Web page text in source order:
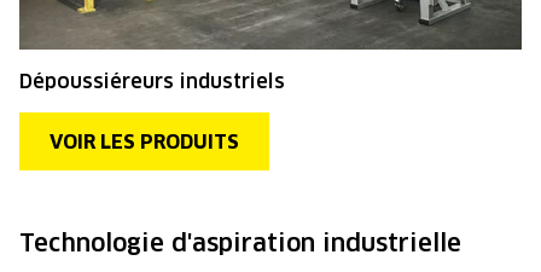
Dépoussiéreurs industriels
VOIR LES PRODUITS
Technologie d'aspiration industrielle